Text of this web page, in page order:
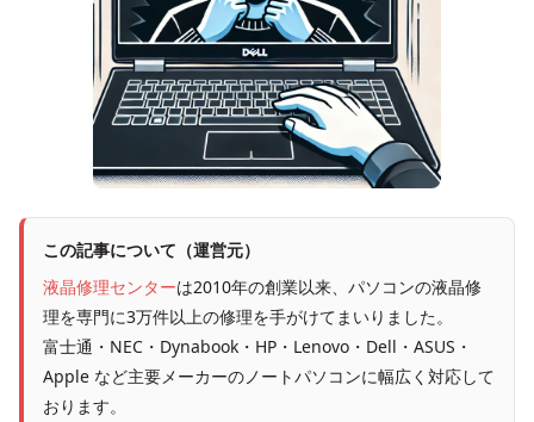
この記事について（運営元）
液晶修理センターは2010年の創業以来、パソコンの液晶修
理を専門に3万件以上の修理を手がけてまいりました。
富士通・NEC・Dynabook・HP・Lenovo・Dell・ASUS・
Apple など主要メーカーのノートパソコンに幅広く対応して
おります。